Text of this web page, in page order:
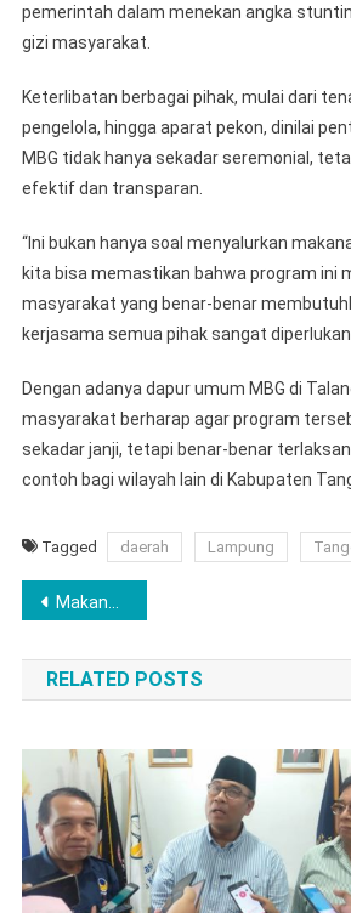
pemerintah dalam menekan angka
gizi masyarakat.
Keterlibatan berbagai pihak, mulai dari
pengelola, hingga aparat pekon, dinilai
MBG tidak hanya sekadar seremonial,
efektif dan transparan.
“Ini bukan hanya soal menyalurkan
kita bisa memastikan bahwa program ini
masyarakat yang benar-benar
kerjasama semua pihak sangat
Dengan adanya dapur umum MBG di
masyarakat berharap agar program
sekadar janji, tetapi benar-benar
contoh bagi wilayah lain di Kabupaten
Tagged daerah Lampung
Navigasi
pos
Makanan Bergizi Gratis atau Bom Waktu Generasi Bangsa
RELATED POSTS